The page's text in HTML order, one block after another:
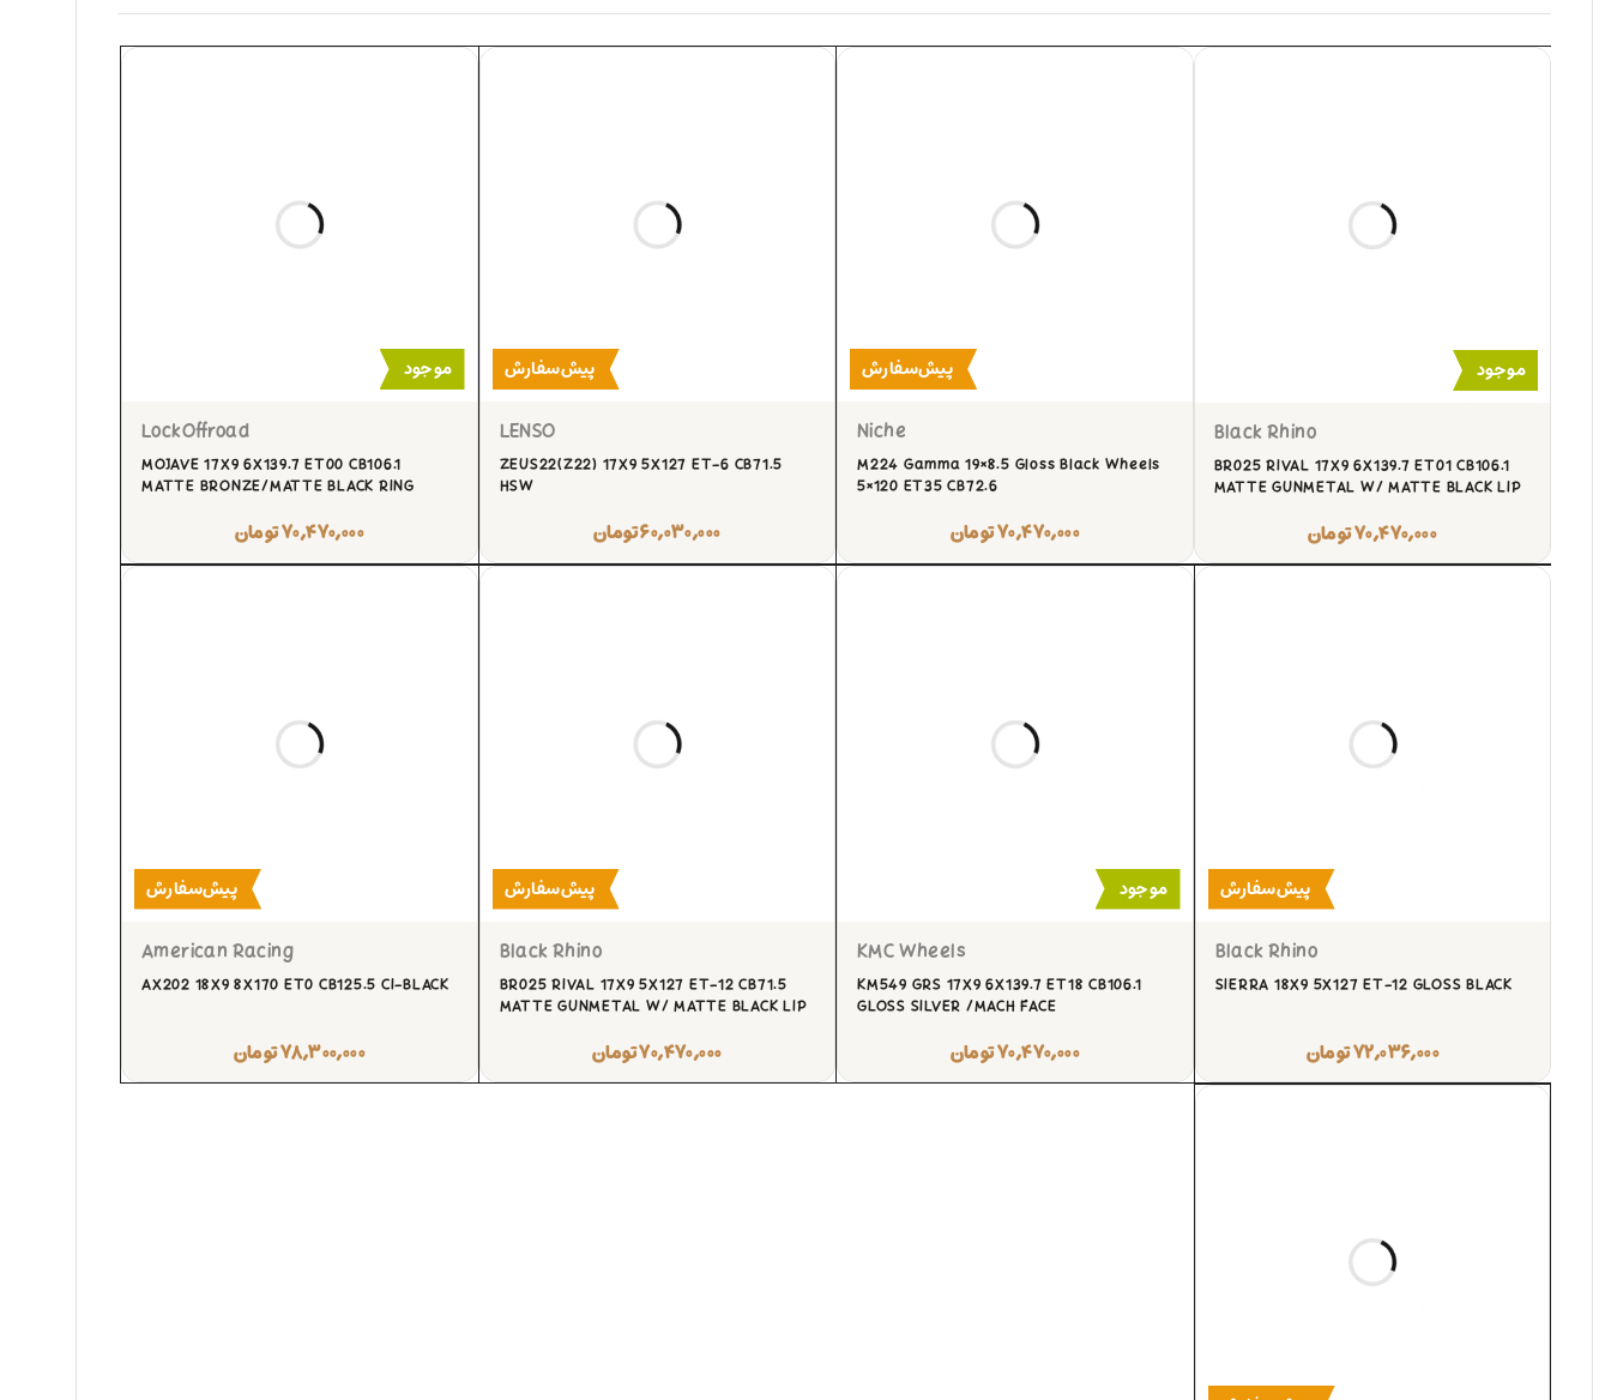
موجود
Black Rhino
BR025 RIVAL 17X9 6X139.7 ET01 CB106.1
MATTE GUNMETAL W/ MATTE BLACK LIP
۷۰,۴۷۰,۰۰۰تومان
پیش‌سفارش
Niche
M224 Gamma 19×8.5 Gloss Black Wheels
5×120 ET35 CB72.6
۷۰,۴۷۰,۰۰۰تومان
پیش‌سفارش
LENSO
ZEUS22(Z22) 17X9 5X127 ET-6 CB71.5
HSW
۶۰,۰۳۰,۰۰۰تومان
موجود
LockOffroad
MOJAVE 17X9 6X139.7 ET00 CB106.1
MATTE BRONZE/MATTE BLACK RING
۷۰,۴۷۰,۰۰۰تومان
پیش‌سفارش
Black Rhino
SIERRA 18X9 5X127 ET-12 GLOSS BLACK
۷۲,۰۳۶,۰۰۰تومان
موجود
KMC Wheels
KM549 GRS 17X9 6X139.7 ET18 CB106.1
GLOSS SILVER /MACH FACE
۷۰,۴۷۰,۰۰۰تومان
پیش‌سفارش
Black Rhino
BR025 RIVAL 17X9 5X127 ET-12 CB71.5
MATTE GUNMETAL W/ MATTE BLACK LIP
۷۰,۴۷۰,۰۰۰تومان
پیش‌سفارش
American Racing
AX202 18X9 8X170 ET0 CB125.5 CI-BLACK
۷۸,۳۰۰,۰۰۰تومان